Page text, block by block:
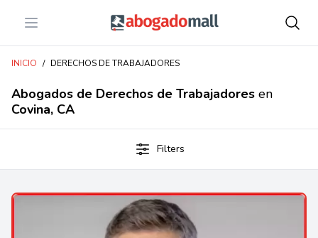
Open menu Abogadomall
INICIO / DERECHOS DE TRABAJADORES
Abogados de Derechos de Trabajadores en
Covina, CA
Filters